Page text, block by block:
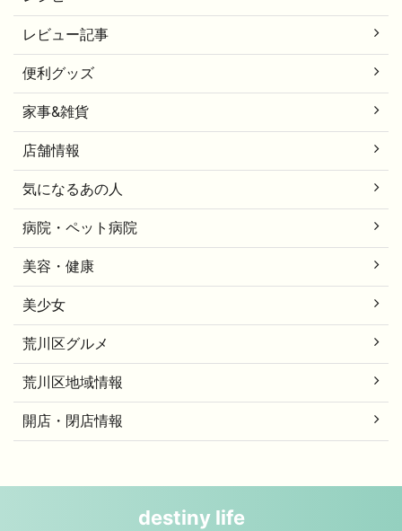
レビュー記事
便利グッズ
家事&雑貨
店舗情報
気になるあの人
病院・ペット病院
美容・健康
美少女
荒川区グルメ
荒川区地域情報
開店・閉店情報
destiny life